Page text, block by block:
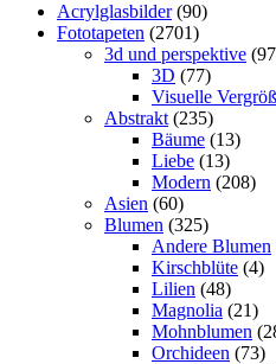
Acrylglasbilder (90)
Fototapeten (2701)
3d und perspektive
3D (77)
Visuelle
Abstrakt (235)
Bäume (13)
Liebe (13)
Modern (208)
Asien (60)
Blumen (325)
Andere Blumen
Kirschblüte (4)
Lilien (48)
Magnolia (21)
Mohnblumen
Orchideen (73)